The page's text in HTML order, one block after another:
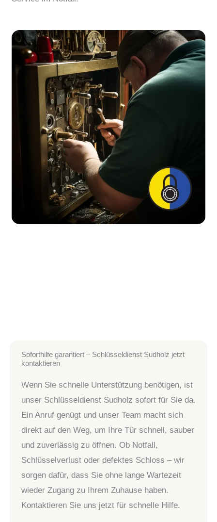
Soforthilfe garantiert – Schlüsseldienst Sudholz jetzt
kontaktieren
Wenn Sie schnelle Unterstützung benötigen, ist
unser Schlüsseldienst Sudholz sofort für Sie da.
Ein Anruf genügt und unser Team macht sich
direkt auf den Weg, um Ihre Tür schnell, sauber
und zuverlässig zu öffnen. Ob Notfall,
Schlüsselverlust oder defektes Schloss – wir
sorgen dafür, dass Sie ohne lange Wartezeit
wieder Zugang zu Ihrem Zuhause haben.
Kontaktieren Sie uns jetzt für schnelle Hilfe.